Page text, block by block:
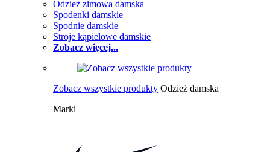
Odzież zimowa damska
Spodenki damskie
Spodnie damskie
Stroje kąpielowe damskie
Zobacz więcej...
Zobacz wszystkie produkty Odzież damska
Marki